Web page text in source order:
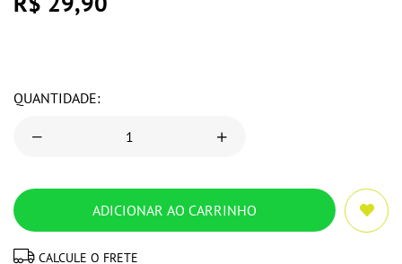
QUANTIDADE:
CALCULE O FRETE